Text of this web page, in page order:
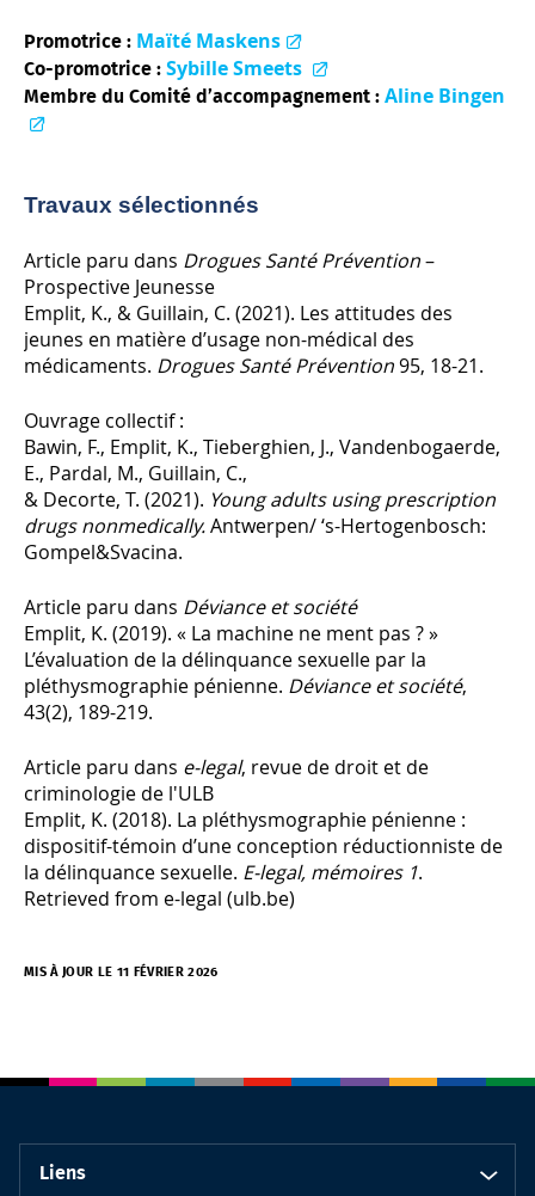
Promotrice : Maïté Maskens
Co-promotrice : Sybille Smeets
Membre du Comité d’accompagnement : Aline Bingen
Travaux sélectionnés
Article paru dans Drogues Santé Prévention–
Prospective Jeunesse
Emplit, K., & Guillain, C. (2021). Les attitudes des
jeunes en matière d’usage non-médical des
médicaments. Drogues Santé Prévention95, 18-21.
Ouvrage collectif :
Bawin, F., Emplit, K., Tieberghien, J., Vandenbogaerde,
E., Pardal, M., Guillain, C.,
& Decorte, T. (2021). Young adults using prescription
drugs nonmedically.Antwerpen/ ‘s-Hertogenbosch:
Gompel&Svacina.
Article paru dans Déviance et société
Emplit, K. (2019). « La machine ne ment pas ? »
L’évaluation de la délinquance sexuelle par la
pléthysmographie pénienne. Déviance et société,
43(2), 189-219.
Article paru dans e-legal, revue de droit et de
criminologie de l'ULB
Emplit, K. (2018). La pléthysmographie pénienne :
dispositif-témoin d’une conception réductionniste de
la délinquance sexuelle. E-legal, mémoires 1.
Retrieved from e-legal (ulb.be)
MIS À JOUR LE 11 FÉVRIER 2026
Liens